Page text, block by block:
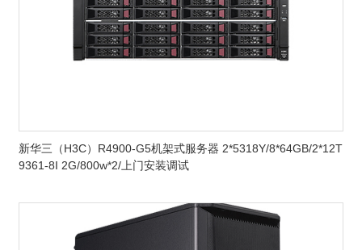
新华三（H3C）R4900-G5机架式服务器 2*5318Y/8*64GB/2*12T
9361-8I 2G/800w*2/上门安装调试